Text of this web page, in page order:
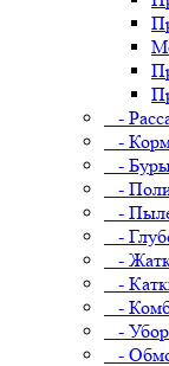
-
-
-
-
-
-
-
-
-
-
-